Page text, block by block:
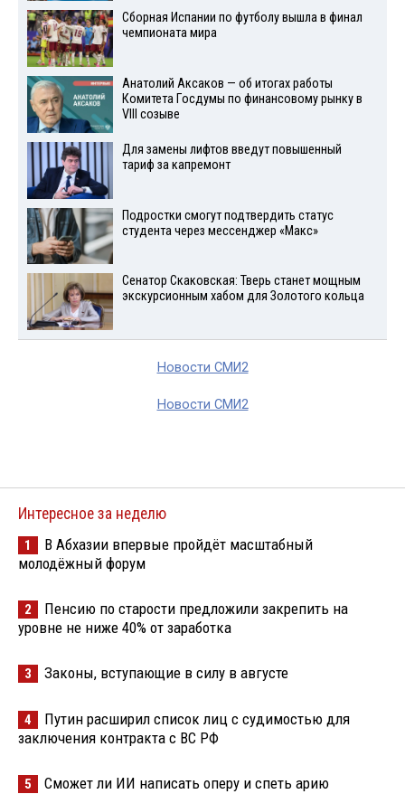
Сборная Испании по футболу вышла в финал
чемпионата мира
Анатолий Аксаков — об итогах работы
Комитета Госдумы по финансовому рынку в
VIII созыве
Для замены лифтов введут повышенный
тариф за капремонт
Подростки смогут подтвердить статус
студента через мессенджер «Макс»
Сенатор Скаковская: Тверь станет мощным
экскурсионным хабом для Золотого кольца
Новости СМИ2
Новости СМИ2
Интересное за неделю
1
В Абхазии впервые пройдёт масштабный
молодёжный форум
2
Пенсию по старости предложили закрепить на
уровне не ниже 40% от заработка
3 Законы, вступающие в силу в августе
4
Путин расширил список лиц с судимостью для
заключения контракта с ВС РФ
5 Сможет ли ИИ написать оперу и спеть арию